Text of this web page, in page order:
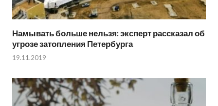
Намывать больше нельзя: эксперт рассказал об
угрозе затопления Петербурга
19.11.2019